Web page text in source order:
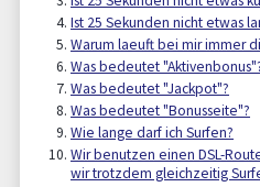
Ist 25 Sekunden nicht etwas
Warum laeuft bei mir immer
Was bedeutet
Was bedeutet "Jackpot"?
Was bedeutet "Bonusseite"?
Wie lange darf ich Surfen?
Wir benutzen einen DSL-
wir trotzdem gleichzeitig